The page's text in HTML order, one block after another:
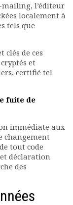
l’éditeur
localement à
tels que
clés de ces
et
certifié tel
fuite de
immédiate aux
changement
tout code
déclaration
des